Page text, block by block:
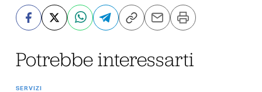
Potrebbe interessarti
SERVIZI